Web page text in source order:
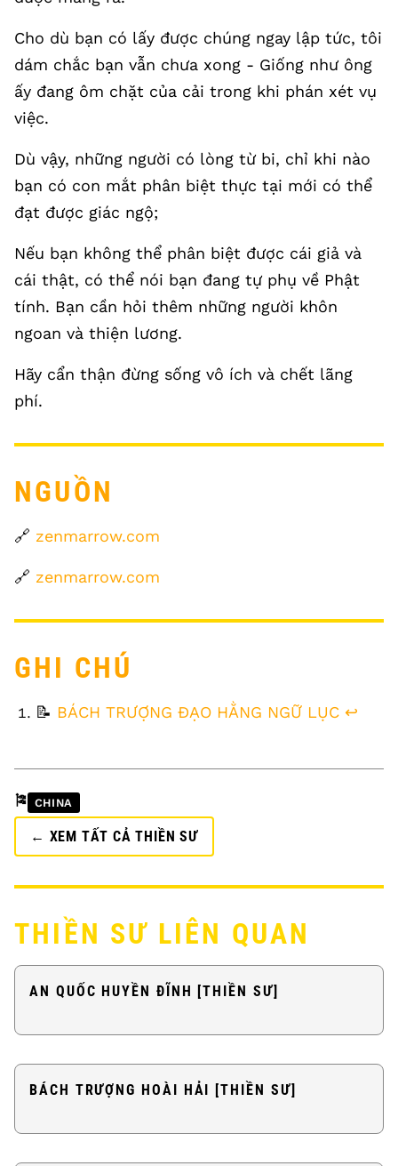
Cho dù bạn có lấy được chúng ngay lập tức, tôi
dám chắc bạn vẫn chưa xong - Giống như ông
ấy đang ôm chặt của cải trong khi phán xét vụ
việc.
Dù vậy, những người có lòng từ bi, chỉ khi nào
bạn có con mắt phân biệt thực tại mới có thể
đạt được giác ngộ;
Nếu bạn không thể phân biệt được cái giả và
cái thật, có thể nói bạn đang tự phụ về Phật
tính. Bạn cần hỏi thêm những người khôn
ngoan và thiện lương.
Hãy cẩn thận đừng sống vô ích và chết lãng
phí.
NGUỒN
🔗 zenmarrow.com
🔗 zenmarrow.com
GHI CHÚ
FOOTNOTES
📝 BÁCH TRƯỢNG ĐẠO HẰNG NGỮ LỤC ↩
🎏 CHINA
← XEM TẤT CẢ THIỀN SƯ
THIỀN SƯ LIÊN QUAN
AN QUỐC HUYỀN ĐĨNH [THIỀN SƯ]
BÁCH TRƯỢNG HOÀI HẢI [THIỀN SƯ]